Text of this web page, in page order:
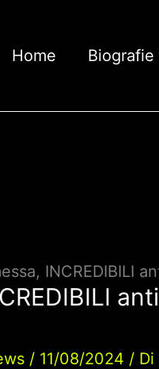
Home Biografie
INCREDIBILI
/ 11/08/2024 / Di